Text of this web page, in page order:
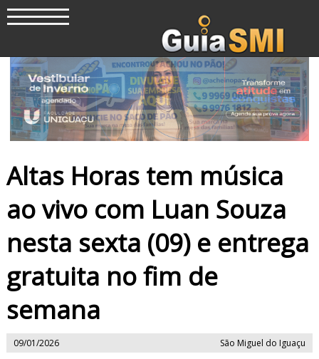
Altas Horas tem música
ao vivo com Luan Souza
nesta sexta (09) e entrega
gratuita no fim de
semana
09/01/2026 São Miguel do Iguaçu